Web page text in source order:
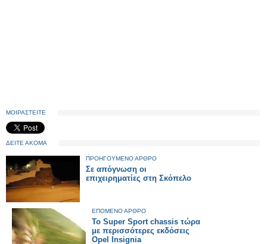
ΜΟΙΡΑΣΤΕΙΤΕ
ΔΕΙΤΕ ΑΚΟΜΑ
ΠΡΟΗΓΟΥΜΕΝΟ ΑΡΘΡΟ
Σε απόγνωση οι
επιχειρηματίες στη Σκόπελο
ΕΠΟΜΕΝΟ ΑΡΘΡΟ
Το Super Sport chassis τώρα
με περισσότερες εκδόσεις
Opel Insignia